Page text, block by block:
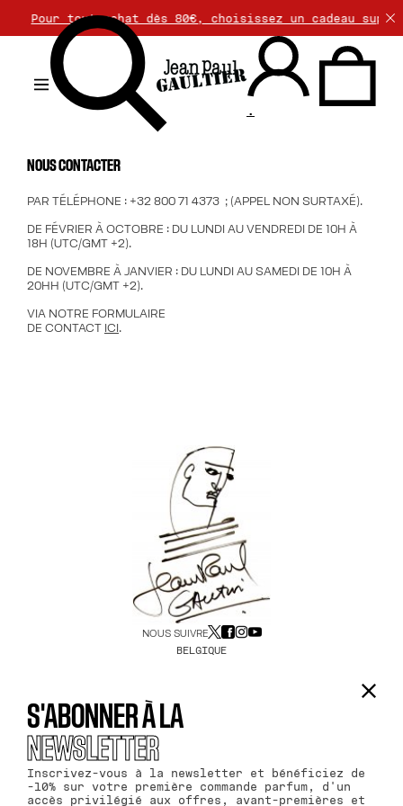
Pour tout achat dès 80€, choisissez un cadeau
.
NOUS CONTACTER
PAR TÉLÉPHONE : +32 800 71 4373 ; (APPEL NON SURTAXÉ).
DE FÉVRIER À OCTOBRE : DU LUNDI AU VENDREDI DE 10H À
18H (UTC/GMT +2).
DE NOVEMBRE À JANVIER : DU LUNDI AU SAMEDI DE 10H À
20HH (UTC/GMT +2).
VIA NOTRE FORMULAIRE
DE CONTACT ICI.
NOUS SUIVRE
BELGIQUE
S'ABONNER À LA
NEWSLETTER
Inscrivez-vous à la newsletter et bénéficiez de
-10% sur votre première commande parfum, d'un
accès privilégié aux offres, avant-premières et